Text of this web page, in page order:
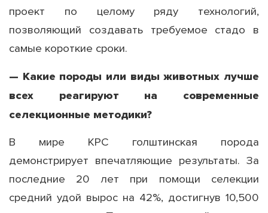
проект по целому ряду технологий,
позволяющий создавать требуемое стадо в
самые короткие сроки.
— Какие породы или виды животных лучше
всех реагируют на современные
селекционные методики?
В мире КРС голштинская порода
демонстрирует впечатляющие результаты. За
последние 20 лет при помощи селекции
средний удой вырос на 42%, достигнув 10,500